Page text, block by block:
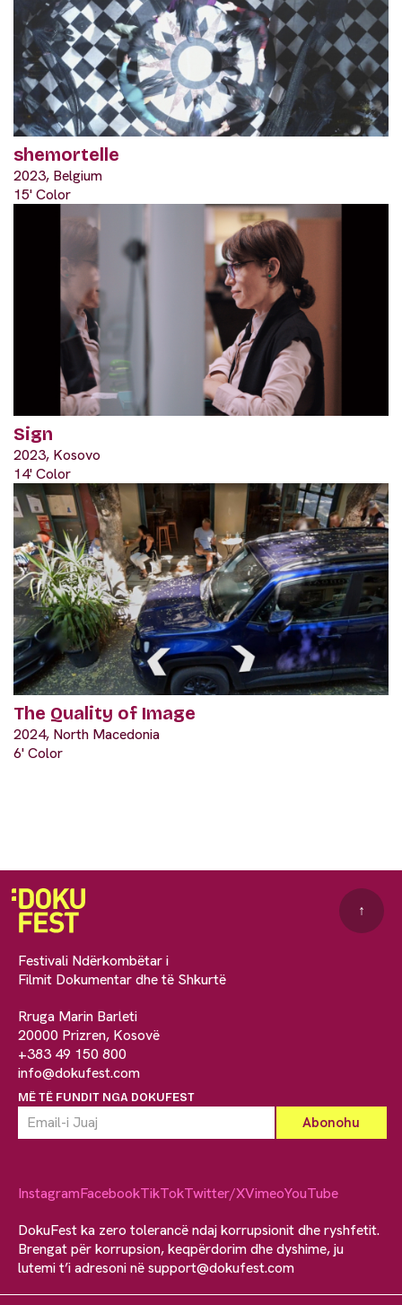
shemortelle
2023, Belgium
15' Color
Sign
2023, Kosovo
14' Color
The Quality of Image
2024, North Macedonia
6' Color
Festivali Ndërkombëtar i
Filmit Dokumentar dhe të Shkurtë
Rruga Marin Barleti
20000 Prizren, Kosovë
+383 49 150 800
info@dokufest.com
MË TË FUNDIT NGA DOKUFEST
↑
InstagramFacebookTikTokTwitter/XVimeoYouTube
DokuFest ka zero tolerancë ndaj korrupsionit dhe ryshfetit.
Brengat për korrupsion, keqpërdorim dhe dyshime, ju
lutemi t’i adresoni nësupport@dokufest.com